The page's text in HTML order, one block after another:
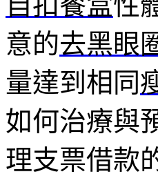
意的去黑眼
量達到相同
如何治療與
理支票借款